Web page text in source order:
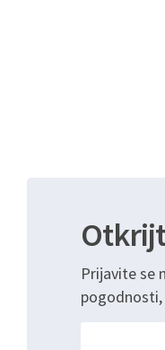
Prijavite se
pogodnosti,